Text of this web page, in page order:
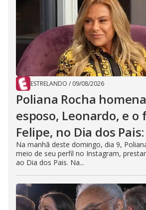
ESTRELANDO / 09/08/2026
Poliana Rocha
esposo, Leonardo, e o
Felipe, no Dia dos
Na manhã deste domingo, dia 9,
meio de seu perfil no Instagram,
ao Dia dos Pais. Na...